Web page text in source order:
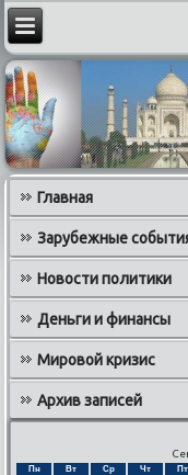
Главная
Зарубежные
Новости политики
Деньги и финансы
Мировой кризис
Архив записей
Пн Вт Ср Чт Пт